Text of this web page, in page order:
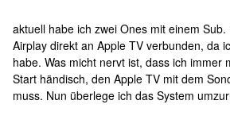
aktuell habe ich zwei Ones mit einem
Airplay direkt an Apple TV verbunden, da
habe. Was micht nervt ist, dass ich immer
Start händisch, den Apple TV mit dem
muss. Nun überlege ich das System